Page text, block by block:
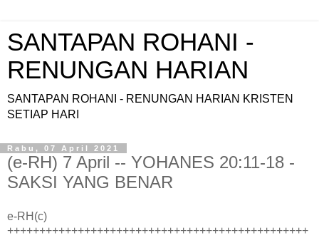
SANTAPAN ROHANI -
RENUNGAN HARIAN
SANTAPAN ROHANI - RENUNGAN HARIAN KRISTEN
SETIAP HARI
Rabu, 07 April 2021
(e-RH) 7 April -- YOHANES 20:11-18 -
SAKSI YANG BENAR
e-RH(c)
+++++++++++++++++++++++++++++++++++++++++++++++